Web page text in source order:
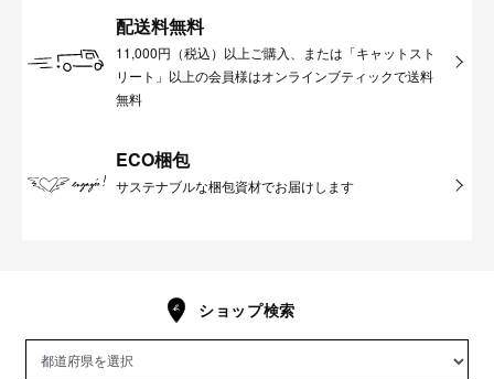
配送料無料
11,000円（税込）以上ご購入、または「キャットスト
リート」以上の会員様はオンラインブティックで送料
無料
ECO梱包
サステナブルな梱包資材でお届けします
ショップ検索